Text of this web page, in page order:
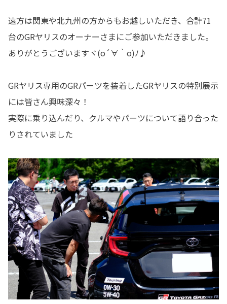
遠方は関東や北九州の方からもお越しいただき、合計71
台のGRヤリスのオーナーさまにご参加いただきました。
ありがとうございますヾ(o´∀｀o)ﾉ♪
GRヤリス専用のGRパーツを装着したGRヤリスの特別展示
には皆さん興味深々！
実際に乗り込んだり、クルマやパーツについて語り合った
りされていました